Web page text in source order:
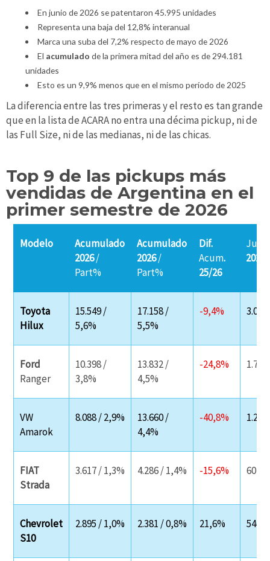
En junio de 2026 se patentaron 45.995 unidades
Representa una baja del 12,8% interanual
Marca una suba del 7,2% respecto de mayo de 2026
El acumulado de la primera mitad del año es de 294.181
unidades
Esto es un 9,9% menos que en el mismo período de 2025
La diferencia entre las tres primeras y el resto es tan grande
que en la lista de ACARA no entra una décima pickup, ni de
las Full Size, ni de las medianas, ni de las chicas.
Top 9 de las pickups más
vendidas de Argentina en el
primer semestre de 2026
Modelo
Acumulado
2026/
Part%
Acumulado
2026/
Part%
Dif.
Acum.
25/26
2026
Toyota
Hilux
15.549 /
5,6%
17.158 /
5,5%
-9,4% 3.002
Ford
Ranger
10.398 /
3,8%
13.832 /
4,5%
-24,8% 1.786
VW
Amarok
8.088 / 2,9%
13.660 /
4,4%
-40,8% 1.229
FIAT
Strada
3.617 / 1,3% 4.286 / 1,4% -15,6% 604
Chevrolet
S10
2.895 / 1,0% 2.381 / 0,8% 21,6% 546